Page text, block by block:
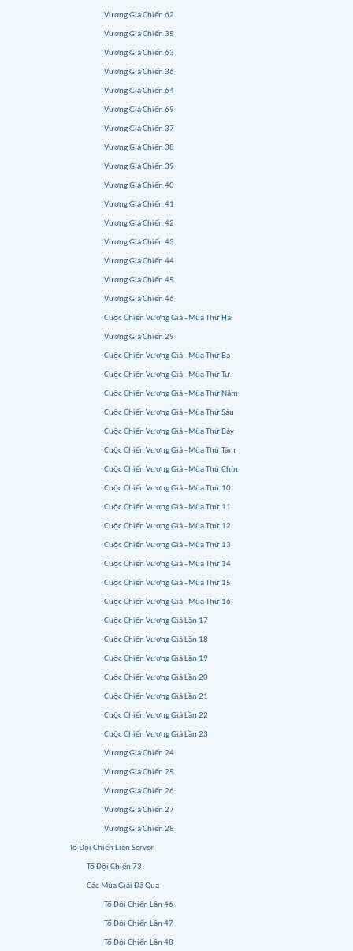
Vương Giả Chiến 62
Vương Giả Chiến 35
Vương Giả Chiến 63
Vương Giả Chiến 36
Vương Giả Chiến 64
Vương Giả Chiến 69
Vương Giả Chiến 37
Vương Giả Chiến 38
Vương Giả Chiến 39
Vương Giả Chiến 40
Vương Giả Chiến 41
Vương Giả Chiến 42
Vương Giả Chiến 43
Vương Giả Chiến 44
Vương Giả Chiến 45
Vương Giả Chiến 46
Cuộc Chiến Vương Giả - Mùa Thứ Hai
Vương Giả Chiến 29
Cuộc Chiến Vương Giả - Mùa Thứ Ba
Cuộc Chiến Vương Giả - Mùa Thứ Tư
Cuộc Chiến Vương Giả - Mùa Thứ Năm
Cuộc Chiến Vương Giả - Mùa Thứ Sáu
Cuộc Chiến Vương Giả - Mùa Thứ Bảy
Cuộc Chiến Vương Giả - Mùa Thứ Tám
Cuộc Chiến Vương Giả - Mùa Thứ Chín
Cuộc Chiến Vương Giả - Mùa Thứ 10
Cuộc Chiến Vương Giả - Mùa Thứ 11
Cuộc Chiến Vương Giả - Mùa Thứ 12
Cuộc Chiến Vương Giả - Mùa Thứ 13
Cuộc Chiến Vương Giả - Mùa Thứ 14
Cuộc Chiến Vương Giả - Mùa Thứ 15
Cuộc Chiến Vương Giả - Mùa Thứ 16
Cuộc Chiến Vương Giả Lần 17
Cuộc Chiến Vương Giả Lần 18
Cuộc Chiến Vương Giả Lần 19
Cuộc Chiến Vương Giả Lần 20
Cuộc Chiến Vương Giả Lần 21
Cuộc Chiến Vương Giả Lần 22
Cuộc Chiến Vương Giả Lần 23
Vương Giả Chiến 24
Vương Giả Chiến 25
Vương Giả Chiến 26
Vương Giả Chiến 27
Vương Giả Chiến 28
Tổ Đội Chiến Liên Server
Tổ Đội Chiến 73
Các Mùa Giải Đã Qua
Tổ Đội Chiến Lần 46
Tổ Đội Chiến Lần 47
Tổ Đội Chiến Lần 48